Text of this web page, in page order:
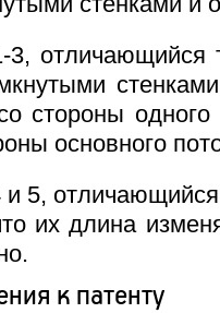
3, отличающийся
стороны одного
основного
5,
их длина
к патенту